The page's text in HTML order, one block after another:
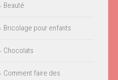
Beauté
Bricolage pour enfants
Chocolats
Comment faire des